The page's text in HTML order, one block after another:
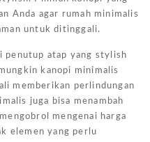
Anda agar rumah minimalis
untuk ditinggali.
penutup atap yang stylish
kanopi minimalis
memberikan perlindungan
juga bisa menambah
mengenai harga
elemen yang perlu